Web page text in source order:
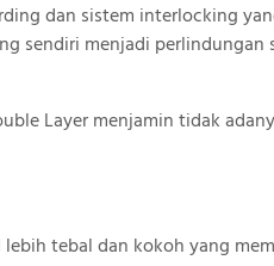
dan sistem interlocking
sendiri menjadi perlindungan
Layer menjamin tidak
tebal dan kokoh yang